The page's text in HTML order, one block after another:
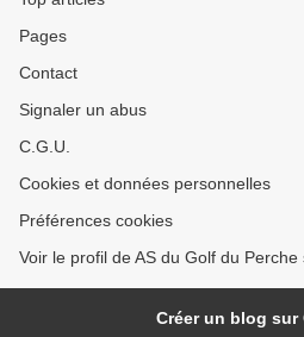
Pages
Contact
Signaler un abus
C.G.U.
Cookies et données personnelles
Préférences cookies
Voir le profil de AS du Golf du
Créer un blog sur